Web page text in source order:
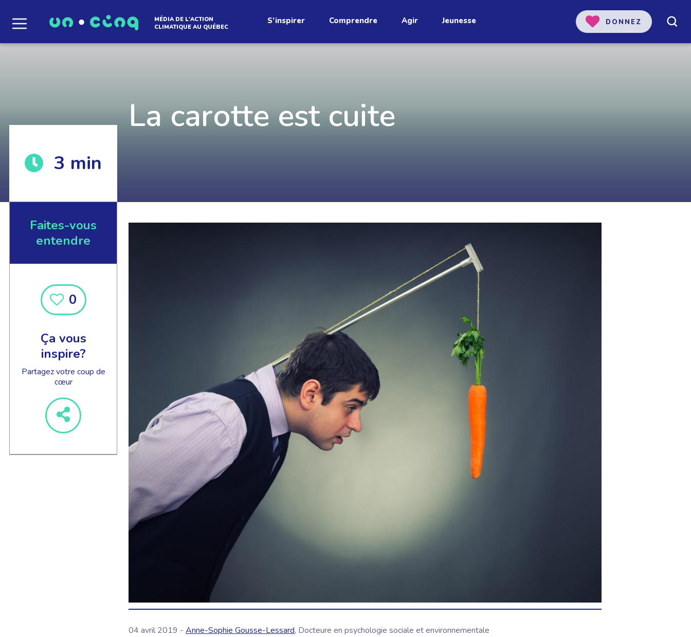
Le média qui détend
qui créent le mouvement.
EN SAVOIR +
MÉDIA DE L'ACTION
CLIMATIQUE AU QUÉBEC
S’inspirer Comprendre Agir Jeunesse DONNEZ
La carotte est cuite
3 min
Faites-vous
entendre
0
Ça vous
inspire?
Partagez votre coup de
cœur
04 avril 2019 - Anne-Sophie Gousse-Lessard, Docteure en psychologie sociale et environnementale